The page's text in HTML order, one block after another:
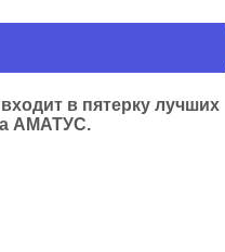
в пятерку лучших
АМАТУС.